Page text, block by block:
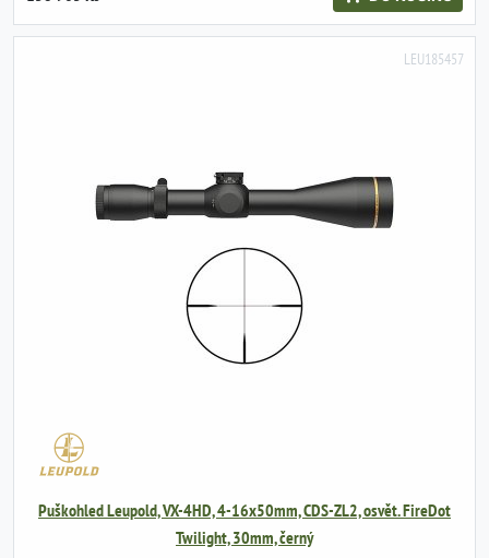
LEU185457
Puškohled Leupold, VX-4HD, 4-16x50mm, CDS-ZL2, osvět. FireDot
Twilight, 30mm, černý